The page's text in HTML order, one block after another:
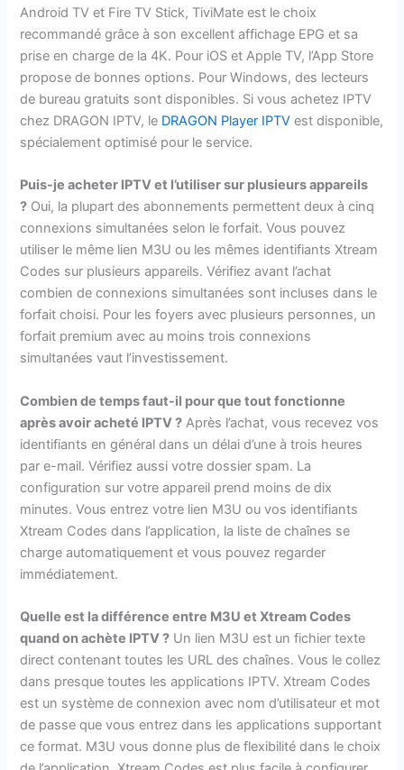
Android TV et Fire TV Stick, TiviMate est le choix
recommandé grâce à son excellent affichage EPG et sa
prise en charge de la 4K. Pour iOS et Apple TV, l’App Store
propose de bonnes options. Pour Windows, des lecteurs
de bureau gratuits sont disponibles. Si vous achetez IPTV
chez DRAGON IPTV, le DRAGON Player IPTV est disponible,
spécialement optimisé pour le service.
Puis-je acheter IPTV et l’utiliser sur plusieurs appareils
? Oui, la plupart des abonnements permettent deux à cinq
connexions simultanées selon le forfait. Vous pouvez
utiliser le même lien M3U ou les mêmes identifiants Xtream
Codes sur plusieurs appareils. Vérifiez avant l’achat
combien de connexions simultanées sont incluses dans le
forfait choisi. Pour les foyers avec plusieurs personnes, un
forfait premium avec au moins trois connexions
simultanées vaut l’investissement.
Combien de temps faut-il pour que tout fonctionne
après avoir acheté IPTV ? Après l’achat, vous recevez vos
identifiants en général dans un délai d’une à trois heures
par e-mail. Vérifiez aussi votre dossier spam. La
configuration sur votre appareil prend moins de dix
minutes. Vous entrez votre lien M3U ou vos identifiants
Xtream Codes dans l’application, la liste de chaînes se
charge automatiquement et vous pouvez regarder
immédiatement.
Quelle est la différence entre M3U et Xtream Codes
quand on achète IPTV ? Un lien M3U est un fichier texte
direct contenant toutes les URL des chaînes. Vous le collez
dans presque toutes les applications IPTV. Xtream Codes
est un système de connexion avec nom d’utilisateur et mot
de passe que vous entrez dans les applications supportant
ce format. M3U vous donne plus de flexibilité dans le choix